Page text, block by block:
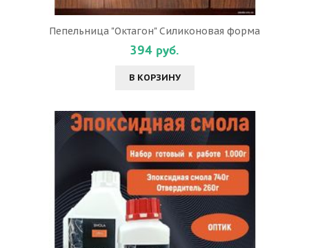
Пепельница "Октагон" Силиконовая форма
394 руб.
В КОРЗИНУ